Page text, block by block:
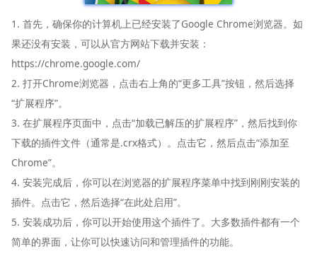
1. 首先，确保你的计算机上已经安装了Google Chrome浏览器。如
果还没有安装，可以从官方网站下载并安装：
https://chrome.google.com/
2. 打开Chrome浏览器，点击右上角的“更多工具”按钮，然后选择
“扩展程序”。
3. 在扩展程序页面中，点击“加载已解压的扩展程序”，然后找到你
下载的插件文件（通常是.crx格式）。点击它，然后点击“添加至
Chrome”。
4. 安装完成后，你可以在浏览器的扩展程序菜单中找到刚刚安装的
插件。点击它，然后选择“在此处启用”。
5. 安装成功后，你可以开始使用这个插件了。大多数插件都有一个
简单的界面，让你可以快速访问和管理插件的功能。